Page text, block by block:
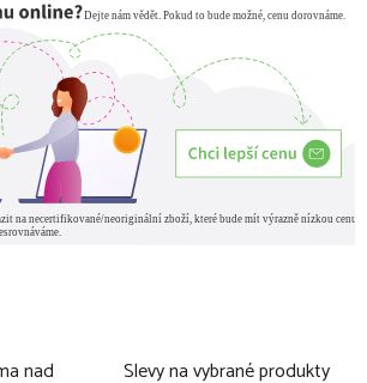
nad
Slevy na vybrané produkty